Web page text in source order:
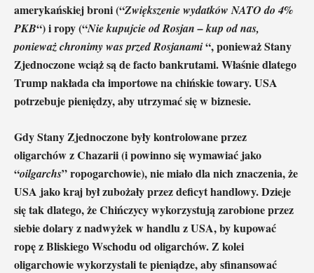
amerykańskiej broni (“Zwiększenie wydatków NATO do 4%
PKB“) i ropy (“Nie kupujcie od Rosjan – kup od nas,
ponieważ chronimy was przed Rosjanami“, ponieważ Stany
Zjednoczone wciąż są de facto bankrutami. Właśnie dlatego
Trump nakłada cła importowe na chińskie towary. USA
potrzebuje pieniędzy, aby utrzymać się w biznesie.
Gdy Stany Zjednoczone były kontrolowane przez
oligarchów z Chazarii (i powinno się wymawiać jako
“oilgarchs” ropogarchowie), nie miało dla nich znaczenia, że
​​USA jako kraj był zubożały przez deficyt handlowy. Dzieje
się tak dlatego, że Chińczycy wykorzystują zarobione przez
siebie dolary z nadwyżek w handlu z USA, by kupować
ropę z Bliskiego Wschodu od oligarchów. Z kolei
oligarchowie wykorzystali te pieniądze, aby sfinansować